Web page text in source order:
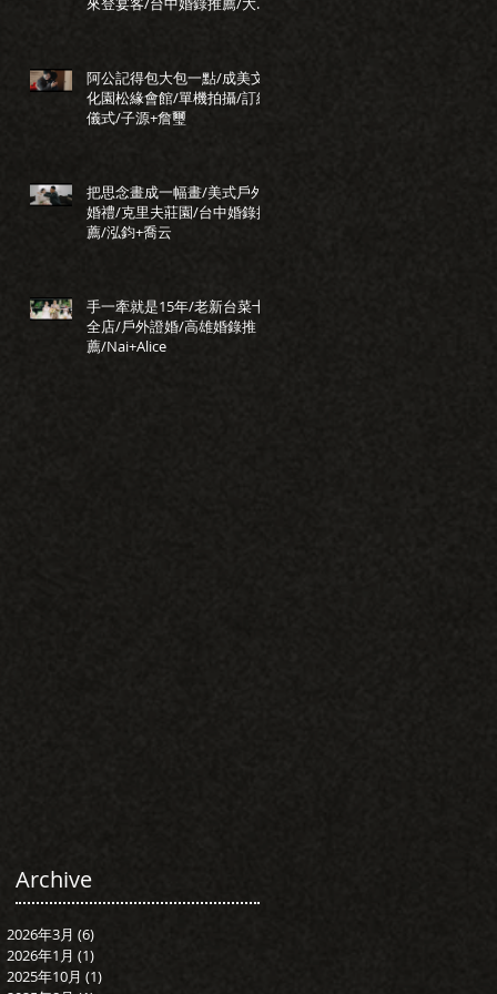
阿公記得包大包一點/成美文
化園松緣會館/單機拍攝/訂結
儀式/子源+詹璽
把思念畫成一幅畫/美式戶外
婚禮/克里夫莊園/台中婚錄推
薦/泓鈞+喬云
手一牽就是15年/老新台菜十
全店/戶外證婚/高雄婚錄推
薦/Nai+Alice
Archive
2026年3月 (6)
2026年1月 (1)
2025年10月 (1)